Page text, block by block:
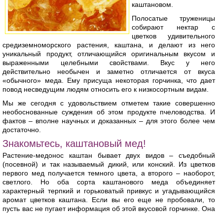
каштановом.
Полосатые труженицы
собирают нектар с
цветков удивительного
средиземноморского растения, каштана, и делают из него
уникальный продукт, отличающийся оригинальным вкусом и
выраженными целебными свойствами. Вкус у него
действительно необычен и заметно отличается от вкуса
«обычного» меда. Ему присуща некоторая горчинка, что дает
повод несведущим людям относить его к низкосортным видам.
Мы же сегодня с удовольствием отметем такие совершенно
необоснованные суждения об этом продукте пчеловодства. И
фактов – вполне научных и доказанных – для этого более чем
достаточно.
Знакомьтесь, каштановый мед!
Растение-медонос каштан бывает двух видов – съедобный
(посевной) и так называемый дикий, или конский. Из цветков
первого мед получается темного цвета, а второго – наоборот,
светлого. Но оба сорта каштанового меда объединяет
характерный терпкий и горьковатый привкус и угадывающийся
аромат цветков каштана. Если вы его еще не пробовали, то
пусть вас не пугает информация об этой вкусовой горчинке. Она